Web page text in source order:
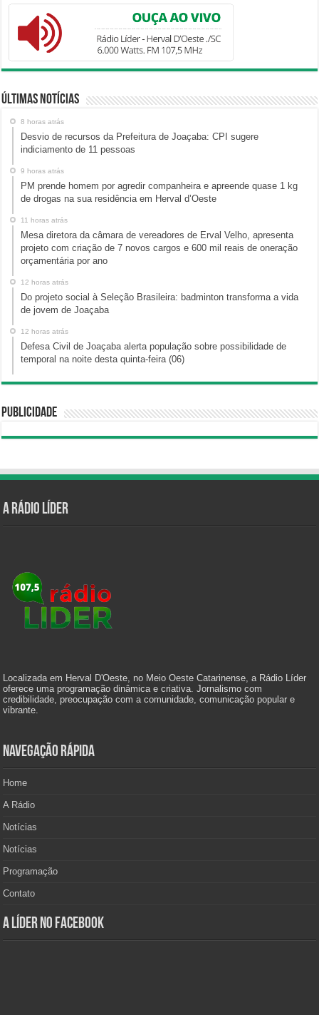
Últimas Notícias
8 horas atrás
Desvio de recursos da Prefeitura de Joaçaba: CPI sugere
indiciamento de 11 pessoas
9 horas atrás
PM prende homem por agredir companheira e apreende quase 1 kg
de drogas na sua residência em Herval d’Oeste
11 horas atrás
Mesa diretora da câmara de vereadores de Erval Velho, apresenta
projeto com criação de 7 novos cargos e 600 mil reais de oneração
orçamentária por ano
12 horas atrás
Do projeto social à Seleção Brasileira: badminton transforma a vida
de jovem de Joaçaba
12 horas atrás
Defesa Civil de Joaçaba alerta população sobre possibilidade de
temporal na noite desta quinta-feira (06)
Publicidade
A Rádio Líder
Localizada em Herval D'Oeste, no Meio Oeste Catarinense, a Rádio Líder
oferece uma programação dinâmica e criativa. Jornalismo com
credibilidade, preocupação com a comunidade, comunicação popular e
vibrante.
Navegação Rápida
Home
A Rádio
Notícias
Notícias
Programação
Contato
A Líder no Facebook